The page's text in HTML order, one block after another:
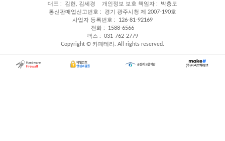
대표
김헌, 김세경 개인정보 보호 책임자
박충도
통신판매업신고번호
경기 광주시청 제 2007-190호
사업자 등록번호
126-81-92169
전화
1588-6566
팩스
031-762-2779
Copyright © 카페테라. All rights reserved.